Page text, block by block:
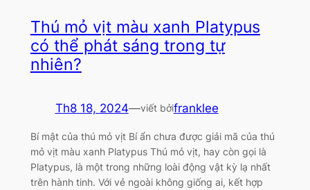
Thú mỏ vịt màu xanh Platypus
có thể phát sáng trong tự
nhiên?
Th8 18, 2024—viết bởifranklee
Bí mật của thú mỏ vịt Bí ẩn chưa được giải mã của thú
mỏ vịt màu xanh Platypus Thú mỏ vịt, hay còn gọi là
Platypus, là một trong những loài động vật kỳ lạ nhất
trên hành tinh. Với vẻ ngoài không giống ai, kết hợp